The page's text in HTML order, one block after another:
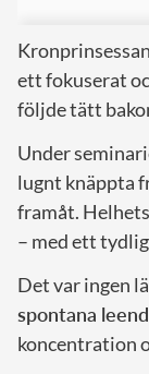
ett fokuserat
följde tätt
Under
lugnt knäppta
framåt.
– med ett
Det var ingen
spontana
koncentration